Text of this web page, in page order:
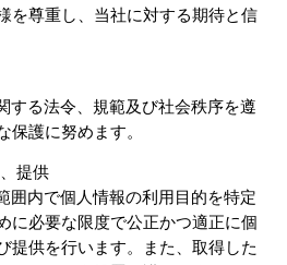
を尊重し、当社に対する期待と信
する法令、規範及び社会秩序を遵
保護に努めます。
提供
囲内で個人情報の利用目的を特定
に必要な限度で公正かつ適正に個
提供を行います。また、取得した